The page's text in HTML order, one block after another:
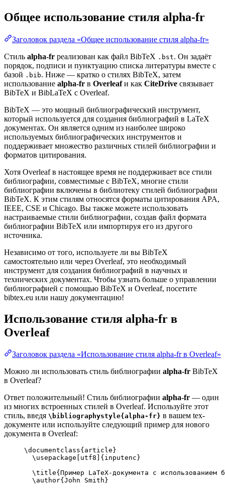
Общее использование стиля alpha-fr
Заголовок раздела «Общее использование стиля alpha-fr»
Стиль alpha-fr реализован как файл BibTeX .bst. Он задаёт
порядок, подписи и пунктуацию списка литературы вместе с
базой .bib. Ниже — кратко о стилях BibTeX, затем
использование alpha-fr в Overleafи как CiteDrive связывает
BibTeX и BibLaTeX с Overleaf.
BibTeX — это мощный библиографический инструмент,
который используется для создания библиографий в LaTeX
документах. Он является одним из наиболее широко
используемых библиографических инструментов и
поддерживает множество различных стилей библиографии и
форматов цитирования.
Хотя Overleaf в настоящее время не поддерживает все стили
библиографии, совместимые с BibTeX, многие стили
библиографии включены в библиотеку стилей библиографии
BibTeX. К этим стилям относятся форматы цитирования APA,
IEEE, CSE и Chicago. Вы также можете использовать
настраиваемые стили библиографии, создав файл формата
библиографии BibTeX или импортируя его из другого
источника.
Независимо от того, используете ли вы BibTeX
самостоятельно или через Overleaf, это необходимый
инструмент для создания библиографий в научных и
технических документах. Чтобы узнать больше о управлении
библиографией с помощью BibTeX и Overleaf, посетите
bibtex.eu или нашу документацию!
Использование стиля alpha-fr в
Overleaf
Заголовок раздела «Использование стиля alpha-fr в Overleaf»
Можно ли использовать стиль библиографии alpha-fr BibTeX
в Overleaf?
Ответ положительный! Стиль библиографии alpha-fr — один
из многих встроенных стилей в Overleaf. Используйте этот
стиль, введя \bibliographystyle{alpha-fr} в вашем tex-
документе или используйте следующий пример для нового
документа в Overleaf:
\documentclass{ article }
\usepackage
utf8 ]{ inputenc }
\title{Пример LaTeX-документа с
\author{John Smith}